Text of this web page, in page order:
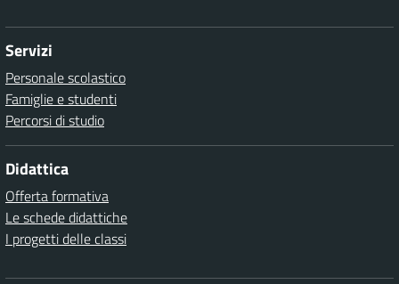
Servizi
Personale scolastico
Famiglie e studenti
Percorsi di studio
Didattica
Offerta formativa
Le schede didattiche
I progetti delle classi